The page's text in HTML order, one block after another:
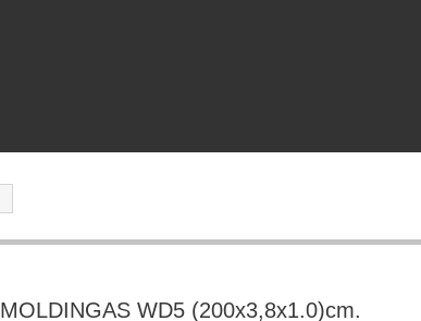
MOLDINGAS WD5 (200x3,8x1.0)cm.